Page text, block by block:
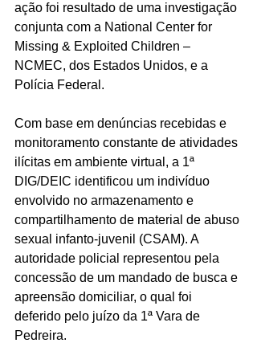
ação foi resultado de uma investigação
conjunta com a National Center for
Missing & Exploited Children –
NCMEC, dos Estados Unidos, e a
Polícia Federal.
Com base em denúncias recebidas e
monitoramento constante de atividades
ilícitas em ambiente virtual, a 1ª
DIG/DEIC identificou um indivíduo
envolvido no armazenamento e
compartilhamento de material de abuso
sexual infanto-juvenil (CSAM). A
autoridade policial representou pela
concessão de um mandado de busca e
apreensão domiciliar, o qual foi
deferido pelo juízo da 1ª Vara de
Pedreira.